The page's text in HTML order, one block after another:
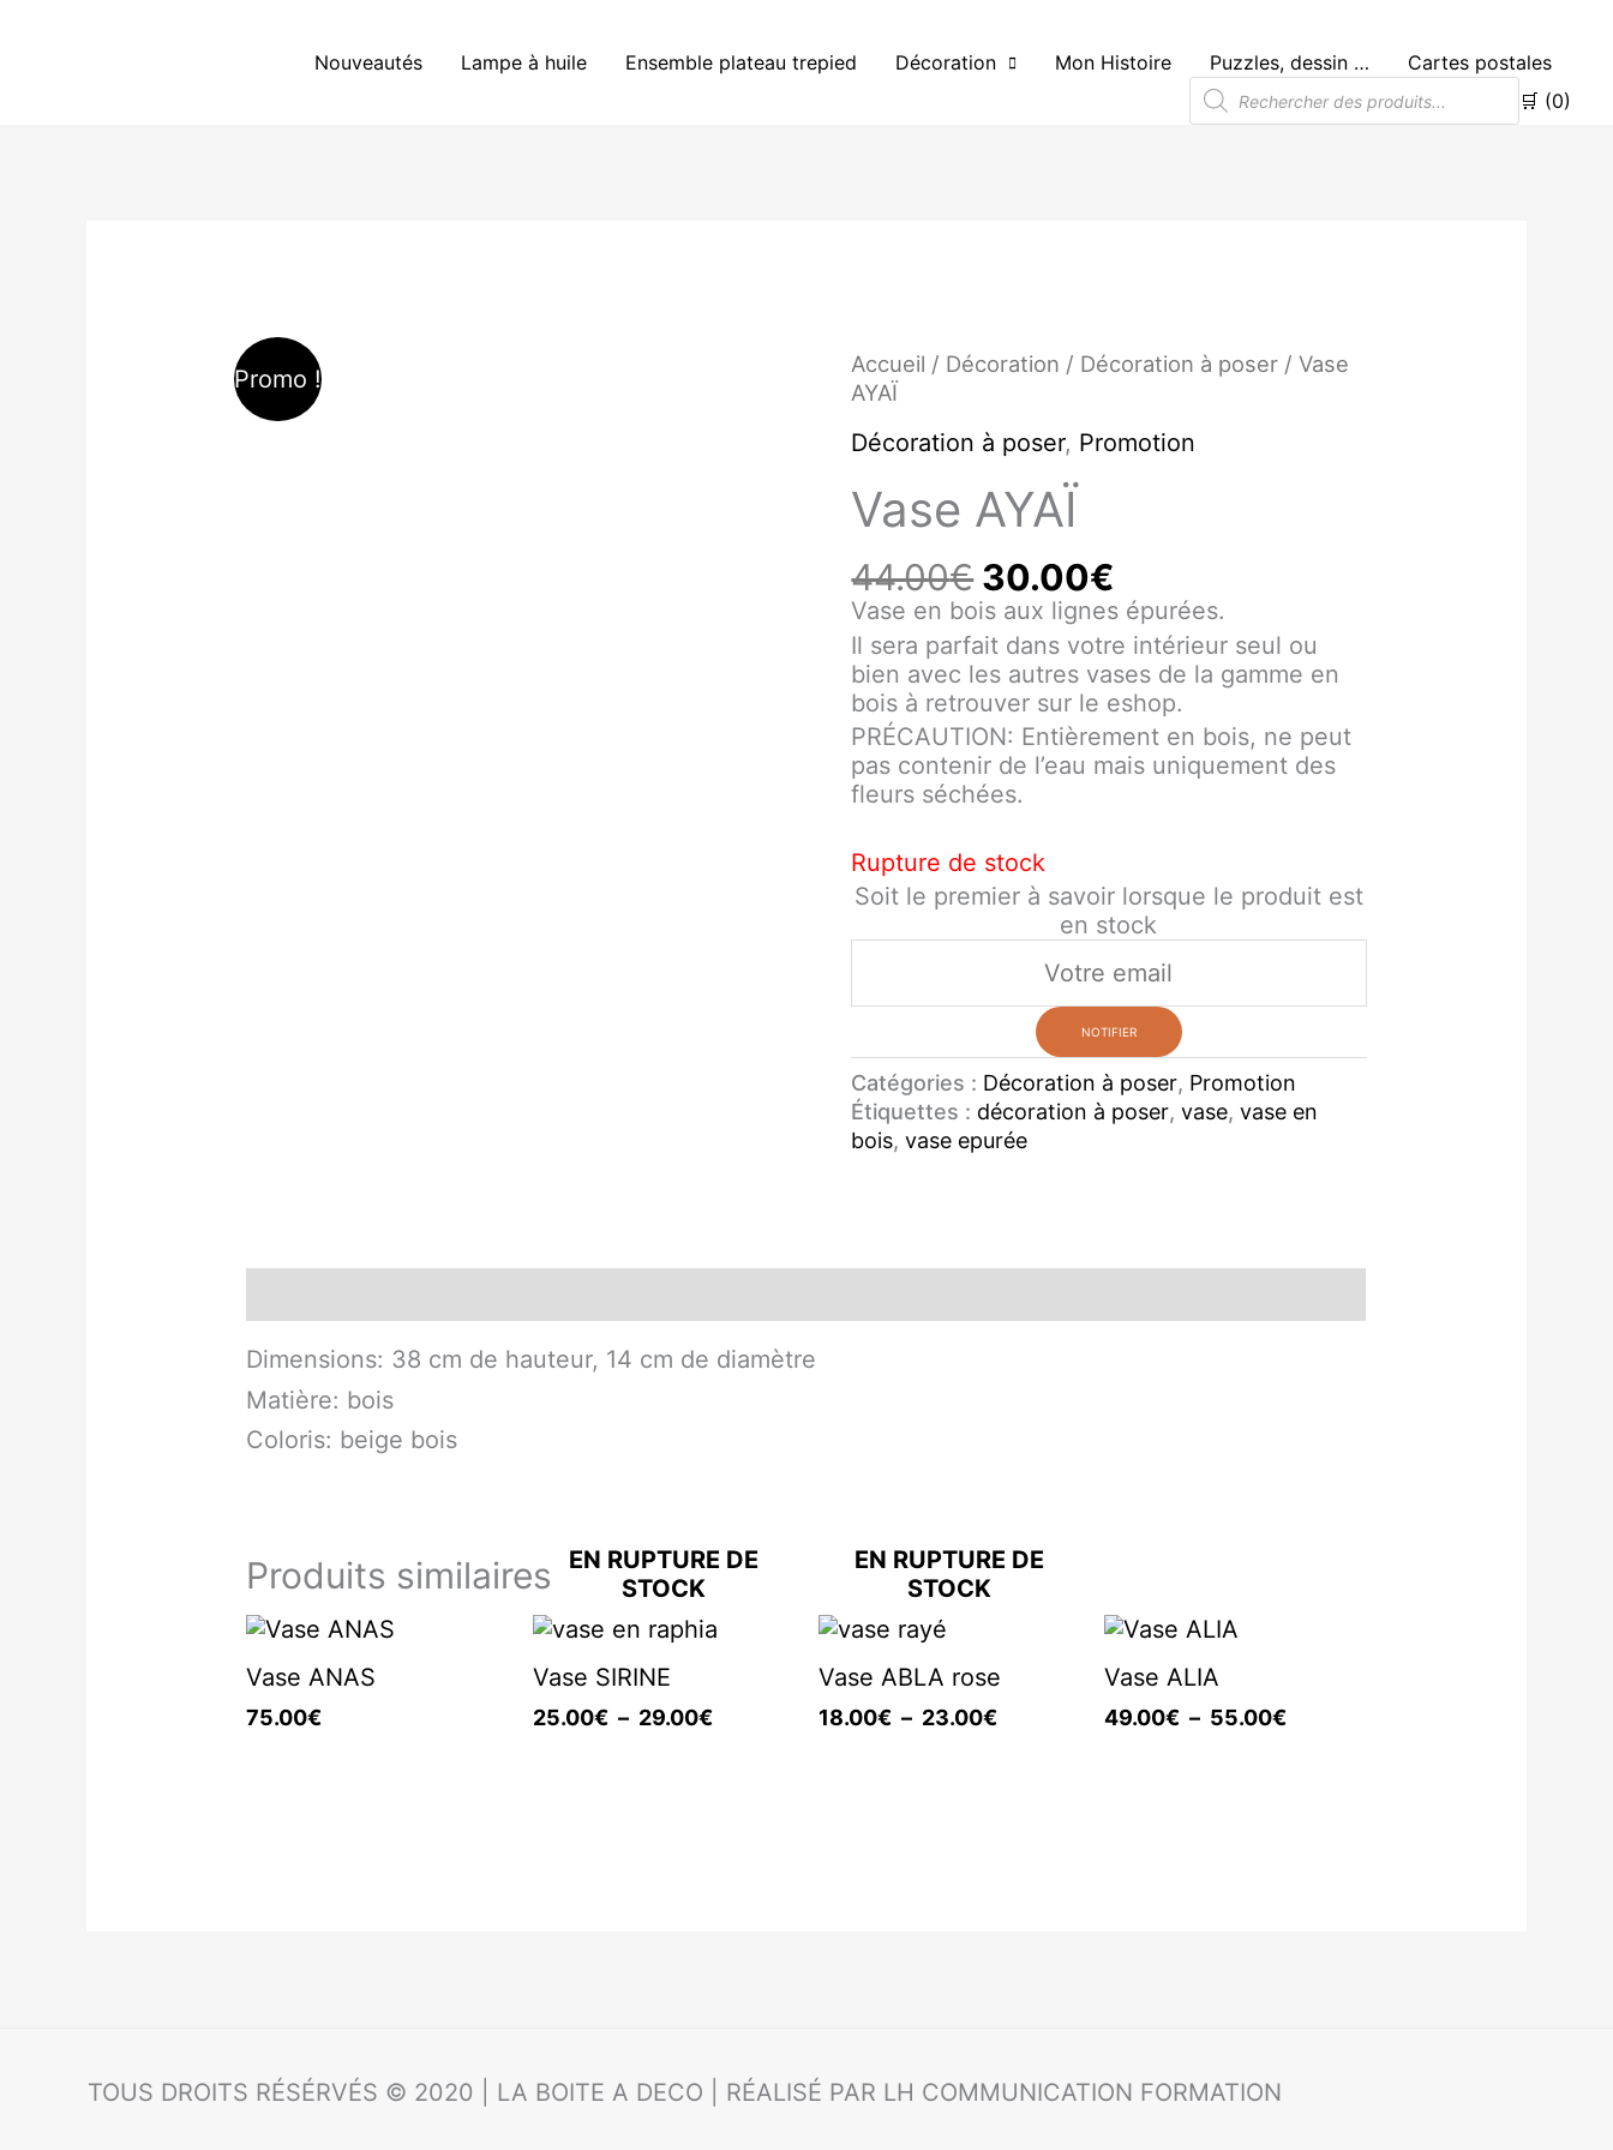
Nouveautés Lampe à huile Ensemble plateau trepied Décoration Mon Histoire Puzzles, dessin …
Cartes postales
Recherche
de
🛒 (0)
Promo !
Accueil / Décoration / Décoration à poser / Vase
AYAÏ
Décoration à poser, Promotion
Vase AYAÏ
44.00€
Le
était :
44.00€.
30.00€
Le
est :
Vase en bois aux lignes épurées.
Il sera parfait dans votre intérieur seul ou
bien avec les autres vases de la gamme en
bois à retrouver sur le eshop.
PRÉCAUTION: Entièrement en bois, ne peut
pas contenir de l’eau mais uniquement des
fleurs séchées.
Rupture de stock
Soit le premier à savoir lorsque le produit est
en stock
NOTIFIER
Catégories : Décoration à poser, Promotion
Étiquettes : décoration à poser,vase,vase en
bois,vase epurée
Dimensions: 38 cm de hauteur, 14 cm de diamètre
Matière: bois
Coloris: beige bois
Produits similaires
Vase ANAS
75.00€
EN RUPTURE DE
STOCK
Vase SIRINE
25.00€ – 29.00€
Plage
25.00€
EN RUPTURE DE
STOCK
Vase ABLA rose
18.00€ – 23.00€
prix :
18.00€
Vase ALIA
49.00€ – 55.00€49.00€
TOUS DROITS RÉSÉRVÉS © 2020 | LA BOITE A DECO | RÉALISÉ PAR LH COMMUNICATION FORMATION